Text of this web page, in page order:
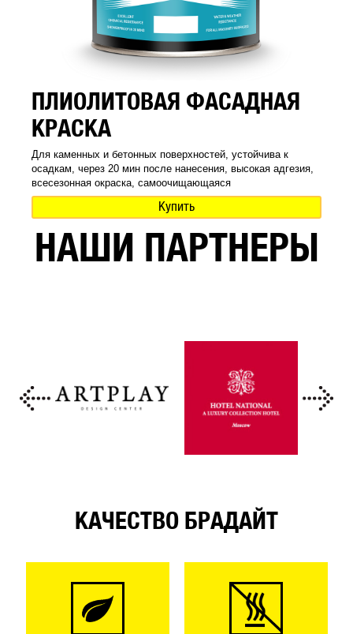
ПЛИОЛИТОВАЯ ФАСАДНАЯ
КРАСКА
Для каменных и бетонных поверхностей, устойчива к
осадкам, через 20 мин после нанесения, высокая адгезия,
всесезонная окраска, самоочищающаяся
Купить
НАШИ ПАРТНЕРЫ
КАЧЕСТВО БРАДАЙТ